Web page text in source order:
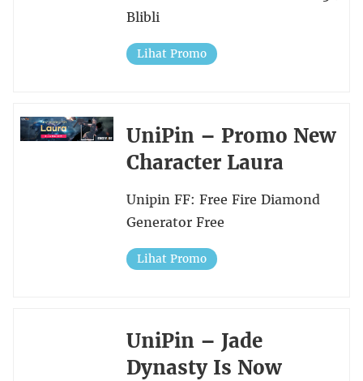
Blibli
Lihat Promo
UniPin – Promo New
Character Laura
Unipin FF: Free Fire Diamond
Generator Free
Lihat Promo
UniPin – Jade
Dynasty Is Now